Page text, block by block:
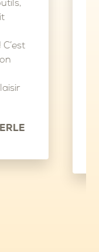
charge administrative.
pas les papiers ? Ne
afin de vous libérer
partie. Nous
intéressantes. La